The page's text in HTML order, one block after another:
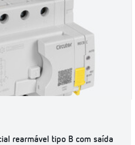
rearmável tipo B com saída